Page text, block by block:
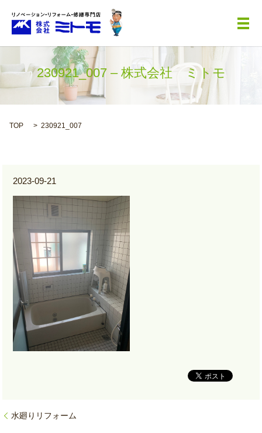
メ
230921_007 – 株式会社 ミトモ
TOP 230921_007
2023-09-21
水廻りリフォーム